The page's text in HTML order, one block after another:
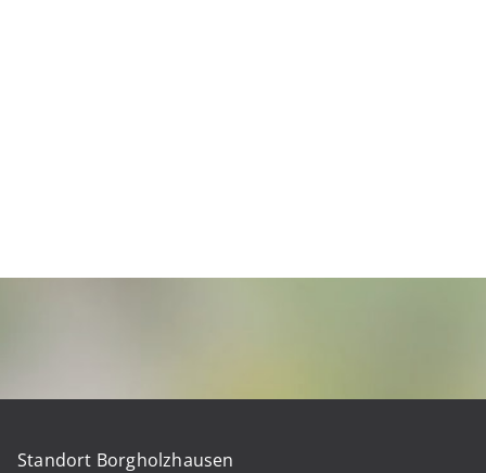
Standort Borgholzhausen